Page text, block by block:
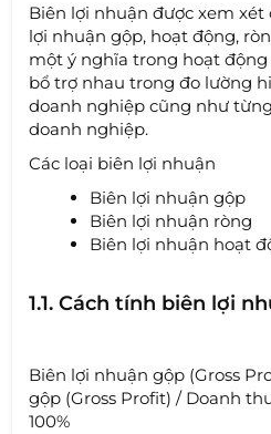
Biên lợi nhuận được xem xét
lợi nhuận gộp, hoạt động,
một ý nghĩa trong hoạt
bổ trợ nhau trong đo lường
doanh nghiệp cũng như
doanh nghiệp.
Các loại biên lợi nhuận
Biên lợi nhuận gộp
Biên lợi nhuận ròng
Biên lợi nhuận hoạt
1.1. Cách tính biên lợi
Biên lợi nhuận gộp (Gross
gộp (Gross Profit) / Doanh
100%